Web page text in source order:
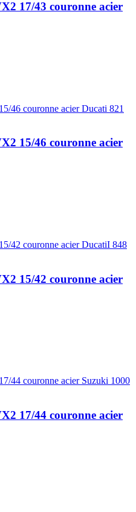
17/43 couronne acier
15/46 couronne acier
15/42 couronne acier
17/44 couronne acier